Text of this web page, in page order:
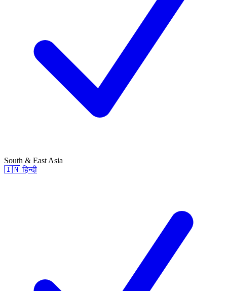
South & East Asia
🇮🇳 हिन्दी